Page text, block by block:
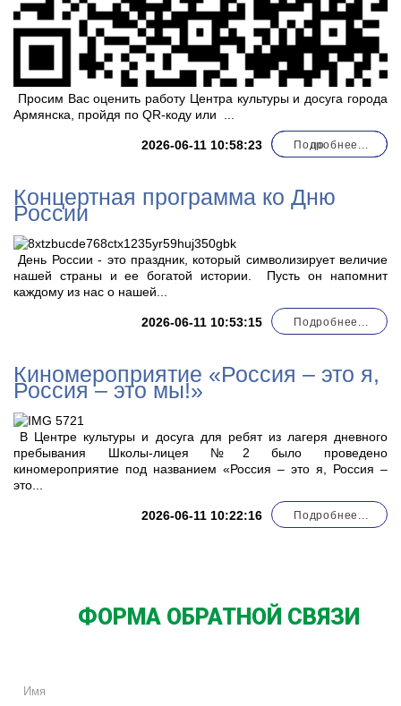
2026-06-11 10:58:23
Просим Вас оценить работу Центра культуры и досуга города
Армянска, пройдя по QR-коду или
по
Подробнее...
Концертная программа ко Дню
России
2026-06-11 10:53:15
День России - это праздник, который символизирует величие
нашей страны и ее богатой истории. Пусть он напомнит
каждому из нас о нашей...
Подробнее...
Киномероприятие «Россия – это я,
Россия – это мы!»
2026-06-11 10:22:16
В Центре культуры и досуга для ребят из лагеря дневного
пребывания Школы-лицея №2 было проведено
киномероприятие под названием «Россия – это я, Россия –
это...
Подробнее...
ФОРМА ОБРАТНОЙ СВЯЗИ